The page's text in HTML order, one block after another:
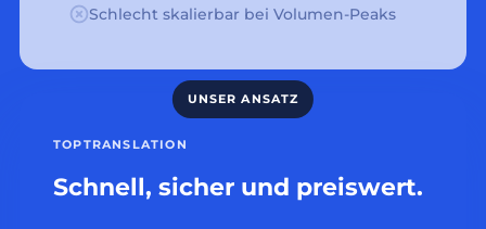
Schlecht skalierbar bei Volumen-Peaks
TOPTRANSLATION
Schnell, sicher und preiswert.